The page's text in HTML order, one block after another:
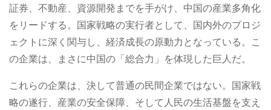
証券、不動産、資源開発までを手がけ、中国の産業多角化
をリードする。国家戦略の実行者として、国内外のプロジ
ェクトに深く関与し、経済成長の原動力となっている。こ
の企業は、まさに中国の「総合力」を体現した巨人だ。
これらの企業は、決して普通の民間企業ではない。国家戦
略の遂行、産業の安全保障、そして人民の生活基盤を支え